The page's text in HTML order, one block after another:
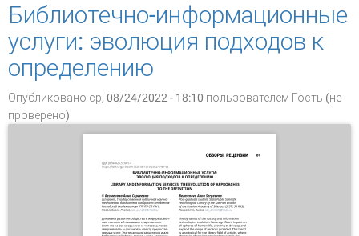
Библиотечно-информационные
услуги: эволюция подходов к
определению
Опубликовано ср, 08/24/2022 - 18:10 пользователем Гость (не
проверено)